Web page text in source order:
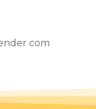
com